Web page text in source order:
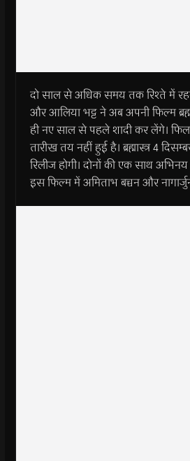
दो साल से अधिक समय तक रिश्ते में
और आलिया भट्ट ने अब अपनी फिल्म
ही नए साल से पहले शादी कर लेंगे।
तारीख तय नहीं हुई है। ब्रह्मास्त्र 4
रिलीज होगी। दोनों की एक साथ
इस फिल्म में अमिताभ बच्चन और